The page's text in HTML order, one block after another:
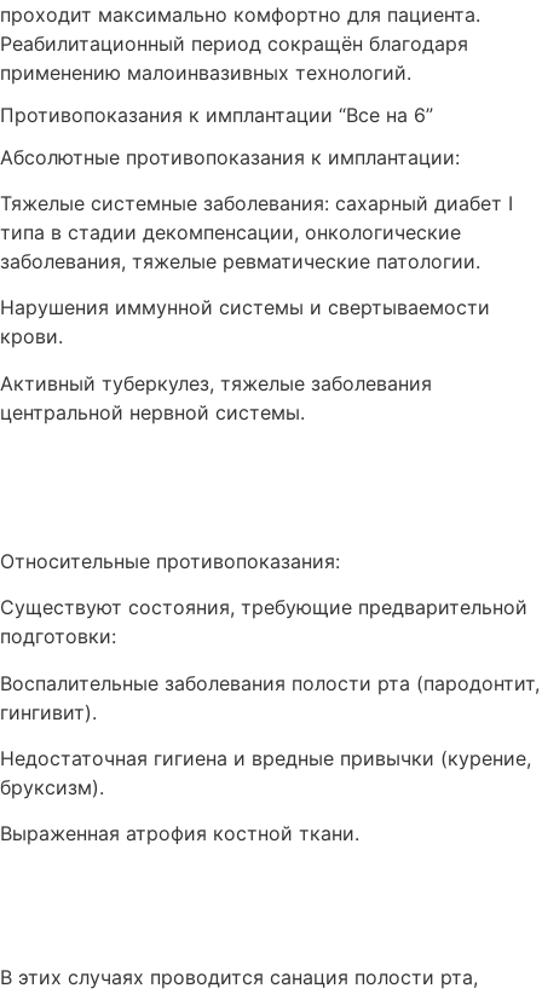
проходит максимально комфортно для пациента.
Реабилитационный период сокращён благодаря
применению малоинвазивных технологий.
Противопоказания к имплантации “Все на 6”
Абсолютные противопоказания к имплантации:
Тяжелые системные заболевания: сахарный диабет I
типа в стадии декомпенсации, онкологические
заболевания, тяжелые ревматические патологии.
Нарушения иммунной системы и свертываемости
крови.
Активный туберкулез, тяжелые заболевания
центральной нервной системы.
Относительные противопоказания:
Существуют состояния, требующие предварительной
подготовки:
Воспалительные заболевания полости рта (пародонтит,
гингивит).
Недостаточная гигиена и вредные привычки (курение,
бруксизм).
Выраженная атрофия костной ткани.
В этих случаях проводится санация полости рта,